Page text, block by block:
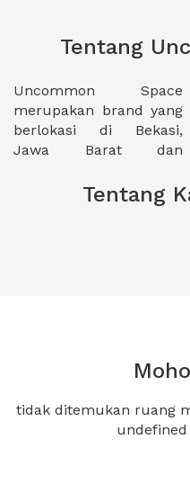
Tentang
Uncommon Space
merupakan brand yang
berlokasi di Bekasi,
Jawa Barat dan
merupakan penyedia
ruangan meeting, office
Tentang
tidak ditemukan ruang